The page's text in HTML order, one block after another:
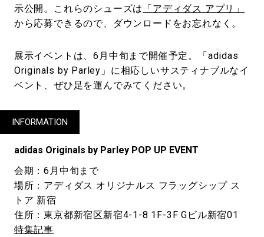
示公開。これらのシューズは 「アディダス アプリ」
から応募できるので、ダウンロードをお忘れなく。
展示イベントは、6月中旬まで開催予定。「adidas
Originals by Parley」に相応しいサスティナブルなイ
ベント、ぜひ足を運んでみてください。
INFORMATION
adidas Originals by Parley POP UP EVENT
会期：6月中旬まで
場所：アディダス オリジナルス フラッグシップ ス
トア 新宿
住所：東京都新宿区新宿4-1-8 1F-3F Gビル新宿01
特集記事